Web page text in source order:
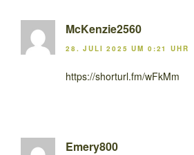
McKenzie2560
28. JULI 2025 UM 0:21 UHR
https://shorturl.fm/wFkMm
Emery800